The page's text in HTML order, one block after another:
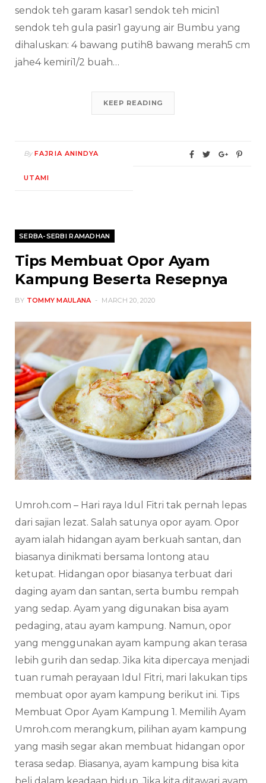
sendok teh garam kasar1 sendok teh micin1
sendok teh gula pasir1 gayung air Bumbu yang
dihaluskan: 4 bawang putih8 bawang merah5 cm
jahe4 kemiri1/2 buah…
KEEP READING
By FAJRIA ANINDYA
UTAMI
SERBA-SERBI RAMADHAN
Tips Membuat Opor Ayam
Kampung Beserta Resepnya
BY TOMMY MAULANA MARCH 20, 2020
Umroh.com – Hari raya Idul Fitri tak pernah lepas
dari sajian lezat. Salah satunya opor ayam. Opor
ayam ialah hidangan ayam berkuah santan, dan
biasanya dinikmati bersama lontong atau
ketupat. Hidangan opor biasanya terbuat dari
daging ayam dan santan, serta bumbu rempah
yang sedap. Ayam yang digunakan bisa ayam
pedaging, atau ayam kampung. Namun, opor
yang menggunakan ayam kampung akan terasa
lebih gurih dan sedap. Jika kita dipercaya menjadi
tuan rumah perayaan Idul Fitri, mari lakukan tips
membuat opor ayam kampung berikut ini. Tips
Membuat Opor Ayam Kampung 1. Memilih Ayam
Umroh.com merangkum, pilihan ayam kampung
yang masih segar akan membuat hidangan opor
terasa sedap. Biasanya, ayam kampung bisa kita